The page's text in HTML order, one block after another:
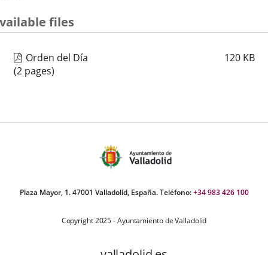
files
Orden del Día 120 KB
(2 pages)
Plaza Mayor, 1. 47001 Valladolid, España. Teléfono:+34 983 426 100
Copyright 2025 - Ayuntamiento de Valladolid